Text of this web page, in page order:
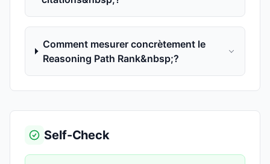
Comment mesurer concrètement le
Reasoning Path Rank&nbsp;?
Self-Check